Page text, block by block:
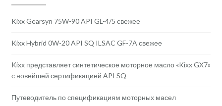
Kixx Gearsyn 75W-90 API GL-4/5 свежее
Kixx Hybrid 0W-20 API SQ ILSAC GF-7A свежее
Kixx представляет синтетическое моторное масло «Kixx GX7»
с новейшей сертификацией API SQ
Путеводитель по спецификациям моторных масел